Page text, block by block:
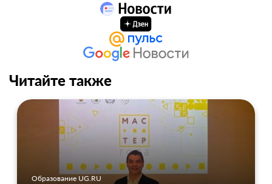
Читайте также
Образование UG.RU